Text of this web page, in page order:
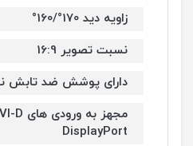
زاویه دید 170°/160°
نسبت تصویر 16:9
دارای پوشش ضد تابش
DisplayPort